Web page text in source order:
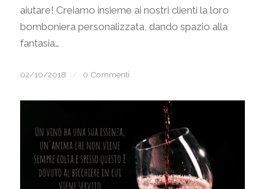
aiutare! Creiamo insieme ai nostri clienti la loro
bomboniera personalizzata, dando spazio alla
fantasia…
02/10/2018 / 0 Commenti